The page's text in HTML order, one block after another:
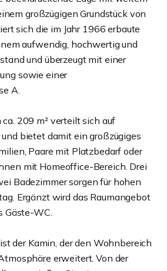
großzügigen Grundstück von
sich die im Jahr 1966 erbaute
aufwendig, hochwertig und
und überzeugt mit einer
sowie einer
A.
209 m² verteilt sich auf
bietet damit ein großzügiges
Paare mit Platzbedarf oder
mit Homeoffice-Bereich. Drei
Badezimmer sorgen für hohen
Ergänzt wird das Raumangebot
Gäste-WC.
der Kamin, der den Wohnbereich
erweitert. Von der